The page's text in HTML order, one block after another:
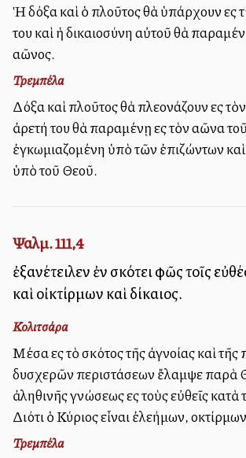
Ἡ δόξα καὶ ὁ πλοῦτος θὰ ὑπάρχουν εἰς
του καὶ ἡ δικαιοσύνη αὐτοῦ θὰ
αἰῶνος.
Τρεμπέλα
Δόξα καὶ πλοῦτος θὰ πλεονάζουν εἰς
ἀρετή του θὰ παραμένῃ εἰς τὸν αἰῶνα
ἐγκωμιαζομένη ὑπὸ τῶν ἐπιζώντων
ὑπὸ τοῦ Θεοῦ.
Ψαλμ. 111,4
ἐξανέτειλεν ἐν σκότει φῶς τοῖς
καὶ οἰκτίρμων καὶ δίκαιος.
Κολιτσάρα
Μέσα εἰς τὸ σκότος τῆς ἀγνοίας καὶ
δυσχερῶν περιστάσεων ἔλαμψε παρὰ
ἀληθινῆς γνώσεως εἰς τοὺς εὐθεῖς κατὰ
Διότι ὁ Κύριος εἶναι ἐλεήμων,
Τρεμπέλα